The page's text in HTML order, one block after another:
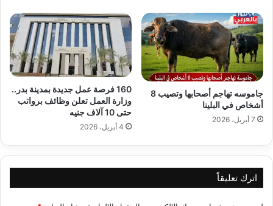
جاموسه تهاجم أصحابها وتصيب 8
أشخاص في البلينا
7 أبريل، 2026
160 فرصة عمل جديدة بمدينة بدر..
وزارة العمل تعلن وظائف برواتب
حتى 10 آلاف جنيه
4 أبريل، 2026
اترك تعليقاً